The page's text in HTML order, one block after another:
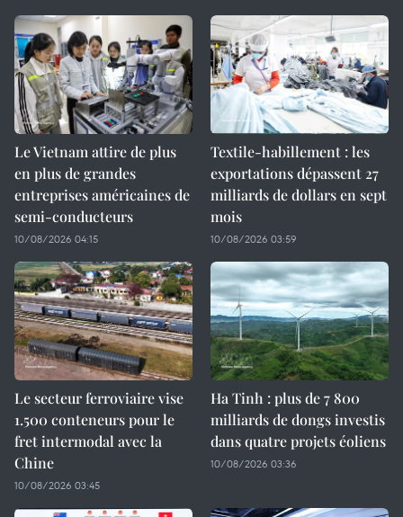
Le Vietnam attire de plus
en plus de grandes
entreprises américaines de
semi-conducteurs
10/08/2026 04:15
Textile-habillement : les
exportations dépassent 27
milliards de dollars en sept
mois
10/08/2026 03:59
Le secteur ferroviaire vise
1.500 conteneurs pour le
fret intermodal avec la
Chine
10/08/2026 03:45
Ha Tinh : plus de 7 800
milliards de dongs investis
dans quatre projets éoliens
10/08/2026 03:36